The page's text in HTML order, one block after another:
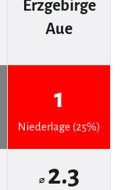
Erzgebirge
Aue
1
Niederlage (25%)
⌀ 2.3